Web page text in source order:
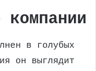
в голубых
он выглядит